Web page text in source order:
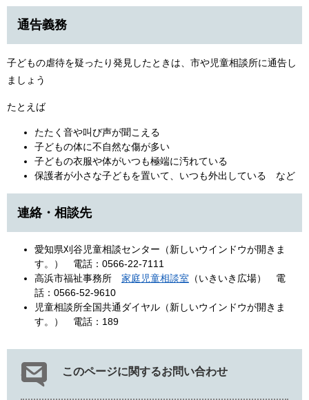
通告義務
子どもの虐待を疑ったり発見したときは、市や児童相談所に通告し
ましょう
たとえば
たたく音や叫び声が聞こえる
子どもの体に不自然な傷が多い
子どもの衣服や体がいつも極端に汚れている
保護者が小さな子どもを置いて、いつも外出している など
連絡・相談先
愛知県刈谷児童相談センター（新しいウインドウが開きま
す。） 電話：0566-22-7111
高浜市福祉事務所 家庭児童相談室 （いきいき広場） 電
話：0566-52-9610
児童相談所全国共通ダイヤル（新しいウインドウが開きま
す。） 電話：189
このページに関するお問い合わせ